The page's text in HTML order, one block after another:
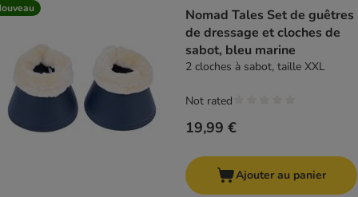
Nomad Tales Set de guêtres
de dressage et cloches de
sabot, bleu marine
2 cloches à sabot, taille XXL
19,99 €
Not rated
Ajouter au panier